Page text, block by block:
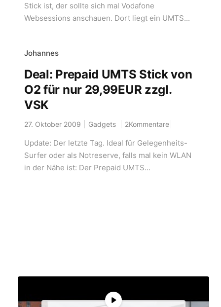
Stick ist, der sollte sich mal Vodafone
Websessions anschauen. Dort liegt ein UMTS...
Johannes
Deal: Prepaid UMTS Stick von
O2 für nur 29,99EUR zzgl.
VSK
27. Oktober 2009 Gadgets 2Kommentare
Update: Der letzte Tag. Ideal für Gelegenheits-
Surfer oder als Notreserve, falls mal kein WLAN
in der Nähe ist: Der Prepaid UMTS...